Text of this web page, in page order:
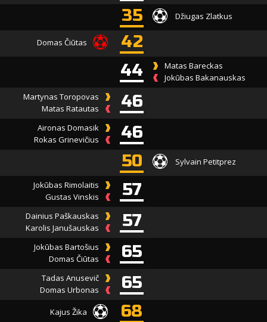
35
Džiugas Zlatkus
Domas Čiūtas
42
44
Matas Bareckas
Jokūbas Bakanauskas
Martynas Toropovas
Matas Ratautas
46
Aironas Domasik
Rokas Grinevičius
46
50
Sylvain Petitprez
Jokūbas Rimolaitis
Gustas Vinskis
57
Dainius Paškauskas
Karolis Janušauskas
57
Jokūbas Bartošius
Domas Čiūtas
65
Tadas Anusevič
Domas Urbonas
65
Kajus Žika
68